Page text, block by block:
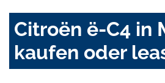
Citroën ë-C4 in
kaufen oder